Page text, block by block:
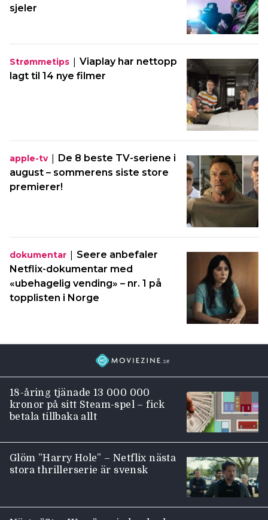
sjeler
Strømmetips | Viaplay har nettopp
lagt til 14 nye filmer
apple-tv| De 8 beste TV-seriene i
august – sommerens siste store
premierer!
dokumentar | Seere anbefaler
Netflix-dokumentar med
«ubehagelig vending» – nr. 1 på
topplisten i Norge
18-åring tjänade 13 000 000
kronor på sitt Steam-spel – fick
betala tillbaka allt
Glöm ”Harry Hole” – Netflix nästa
stora thrillerserie är svensk